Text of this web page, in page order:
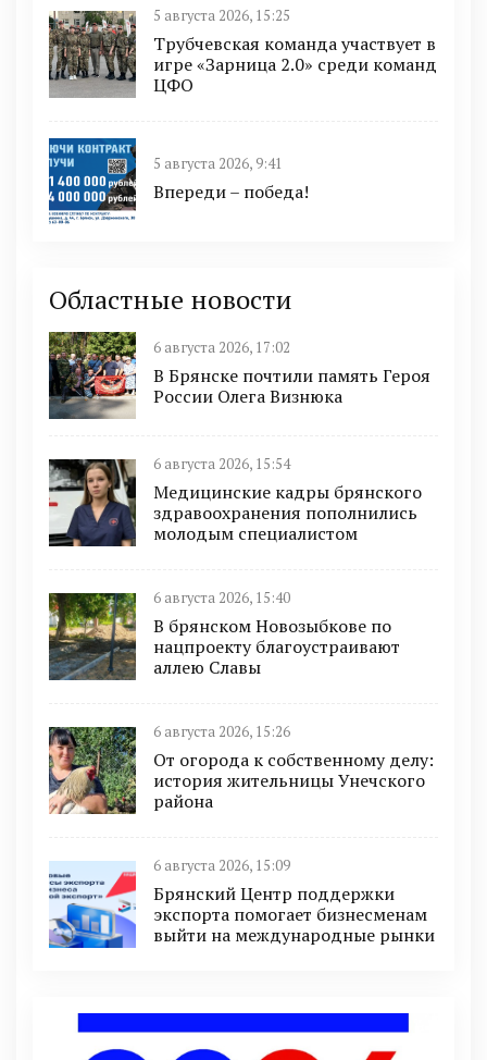
5 августа 2026, 15:25
Трубчевская команда участвует в
игре «Зарница 2.0» среди команд
ЦФО
5 августа 2026, 9:41
Впереди – победа!
Областные новости
6 августа 2026, 17:02
В Брянске почтили память Героя
России Олега Визнюка
6 августа 2026, 15:54
Медицинские кадры брянского
здравоохранения пополнились
молодым специалистом
6 августа 2026, 15:40
В брянском Новозыбкове по
нацпроекту благоустраивают
аллею Славы
6 августа 2026, 15:26
От огорода к собственному делу:
история жительницы Унечского
района
6 августа 2026, 15:09
Брянский Центр поддержки
экспорта помогает бизнесменам
выйти на международные рынки